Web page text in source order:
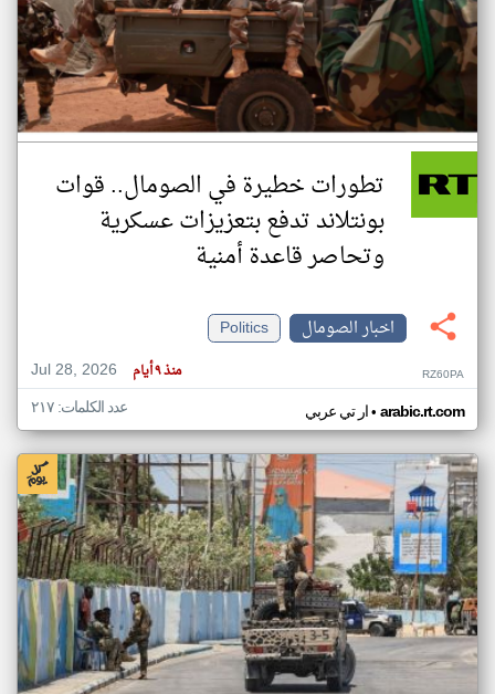
تطورات خطيرة في الصومال.. قوات
بونتلاند تدفع بتعزيزات عسكرية
وتحاصر قاعدة أمنية
اخبار الصومال
Politics
Jul 28, 2026
منذ ٩ أيام RZ60PA
ار تي عربي• arabic.rt.com عدد الكلمات: ٢١٧